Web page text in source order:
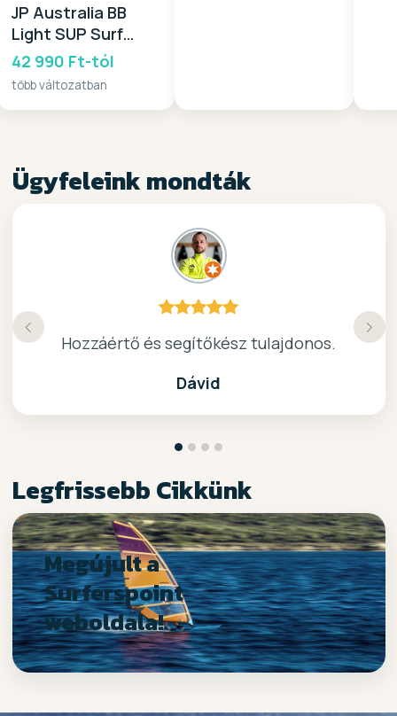
JP Australia BB
Light SUP Surf
Wide 2025
42 990 Ft-tól
több változatban
Ügyfeleink mondták
Hozzáértő és segítőkész tulajdonos.
Dávid
kiváló surf-ös bolt .. ajánlom!
Nagyon kedves elado, jo kis bolt :)
Köszönöm a gyors, barátságos kiszolgálast.
Legfrissebb Cikkünk
Megújult a
Surferspoint
weboldala!